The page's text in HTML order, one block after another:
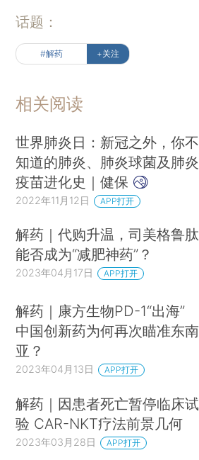
话题：
#解药 +关注
相关阅读
世界肺炎日：新冠之外，你不
知道的肺炎、肺炎球菌及肺炎
疫苗进化史｜健保
2022年11月12日 APP打开
解药｜代购升温，司美格鲁肽
能否成为“减肥神药”？
2023年04月17日 APP打开
解药｜康方生物PD-1“出海”
中国创新药为何再次瞄准东南
亚？
2023年04月13日 APP打开
解药｜因患者死亡暂停临床试
验 CAR-NKT疗法前景几何
2023年03月28日 APP打开